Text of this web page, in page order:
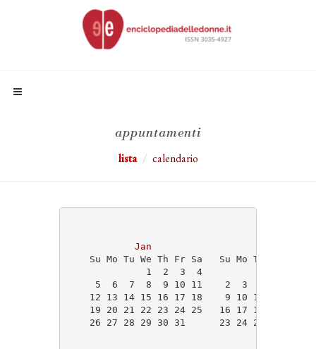
appuntamenti
lista calendario
Jan
Su Mo Tu We Th Fr Sa   Su Mo Tu We Th
1  2  3  4
5  6  7  8  9 10 11    2  3  4  5  6
12 13 14 15 16 17 18    9 10 11 12 13
19 20 21 22 23 24 25   16 17 18 19 20
26 27 28 29 30 31      23 24 25 26 27